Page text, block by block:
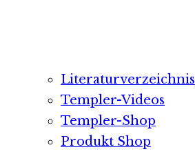
Literaturverzeichnis
Templer-Videos
Templer-Shop
Produkt Shop